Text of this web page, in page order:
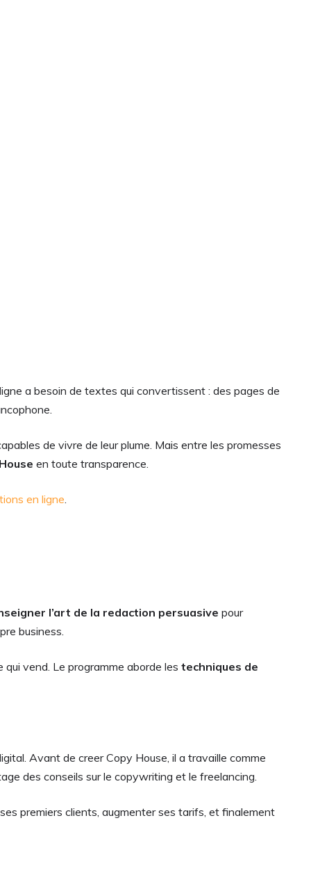
a besoin de textes qui convertissent : des pages de
de vivre de leur plume. Mais entre les promesses
en toute transparence.
en ligne
l’art de la redaction persuasive pour
business.
vend. Le programme aborde les techniques de
Avant de creer Copy House, il a travaille comme
des conseils sur le copywriting et le freelancing.
ses premiers clients, augmenter ses tarifs, et finalement